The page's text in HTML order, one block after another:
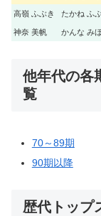
高嶺 ふぶき たかね ふ
神奈 美帆 かんな みほ
他年代の各
覧
70～89期
90期以降
歴代トップ